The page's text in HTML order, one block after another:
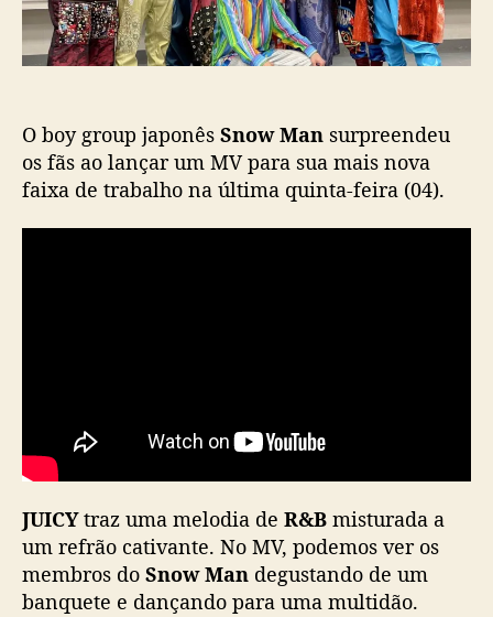
ç
ã
w
M
a
i
v
g
s
i
c
O boy group japonês Snow Man surpreendeu
os fãs ao lançar um MV para sua mais nova
faixa de trabalho na última quinta-feira (04).
JUICYtraz uma melodia de R&B misturada a
um refrão cativante. No MV, podemos ver os
membros do Snow Man degustando de um
banquete e dançando para uma multidão.